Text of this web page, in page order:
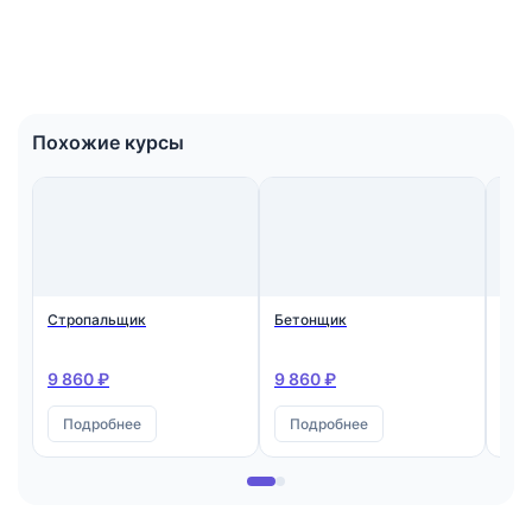
Похожие курсы
Стропальщик
9 860 ₽
Подробнее
Бетонщик
9 860 ₽
Подробнее